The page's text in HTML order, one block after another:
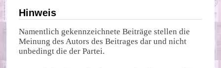
Hinweis
Namentlich gekennzeichnete Beiträge stellen die
Meinung des Autors des Beitrages dar und nicht
unbedingt die der Partei.